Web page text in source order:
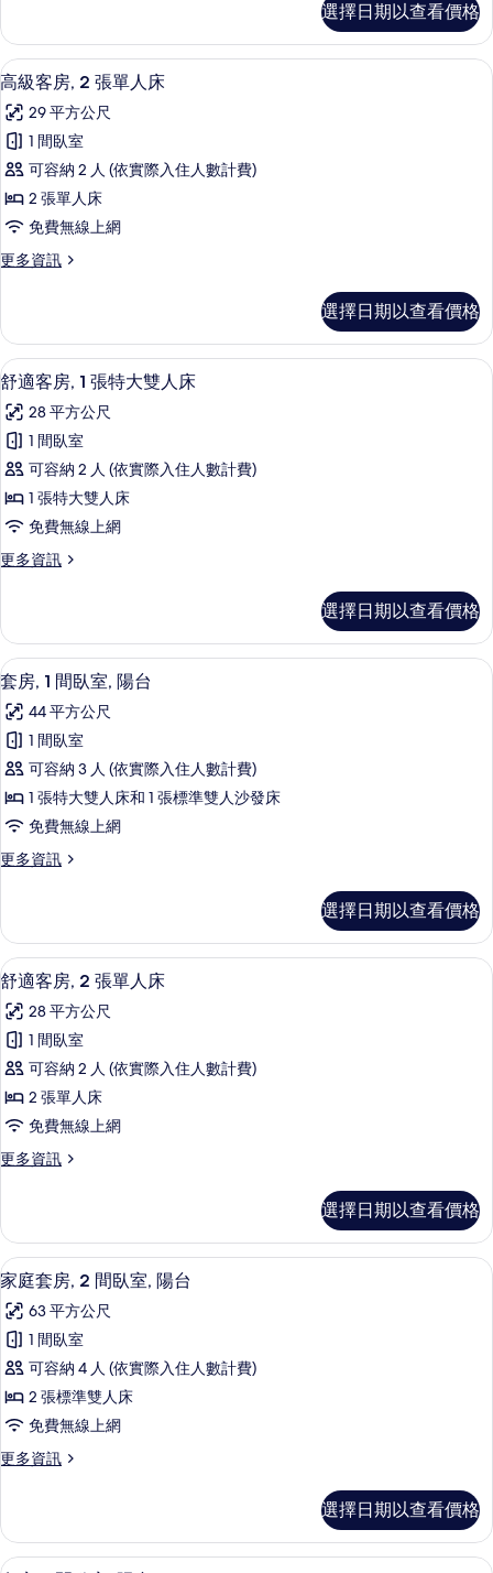
大
雙
人
床
的
所
有
相
片
客
房,
1
特
大
雙
人
床
的
詳
情
選擇日期以查看價格
顯
示
高
級
客
房,
張
人
床
的
所
有
相
片
高級客房, 2 張單人床 | 客房內保險箱
6
高級客房, 2 張單人床
29 平方公尺
1 間臥室
可容納 2 人 (依實際入住人數計費)
2 張單人床
免費無線上網
更多資訊
更
客
房,
2
單
人
床
的
詳
情
選擇日期以查看價格
顯
示
舒
適
客
房,
張
大
雙
人
床
的
所
有
相
片
客房內保險箱、書桌、筆電工作空間
3
舒適客房, 1 張特大雙人床
28 平方公尺
1 間臥室
可容納 2 人 (依實際入住人數計費)
1 張特大雙人床
免費無線上網
更多資訊
更
客
房,
1
特
大
雙
人
床
的
詳
情
選擇日期以查看價格
顯
示
套
房,
1
間
臥
室,
台
的
所
有
相
片
套房, 1 間臥室, 陽台 | 客房內保險箱
5
套房, 1 間臥室, 陽台
44 平方公尺
1 間臥室
可容納 3 人 (依實際入住人數計費)
1 張特大雙人床和 1 張標準雙人沙發床
免費無線上網
更多資訊
更
1
間
臥
陽
台
的
詳
情
選擇日期以查看價格
顯
示
舒
適
客
房,
張
人
床
的
所
有
相
片
客房內保險箱、書桌、筆電工作空間
4
舒適客房, 2 張單人床
28 平方公尺
1 間臥室
可容納 2 人 (依實際入住人數計費)
2 張單人床
免費無線上網
更多資訊
更
客
房,
2
張
單
人
床
的
詳
情
選擇日期以查看價格
顯
示
家
庭
套
房,
間
室,
陽
家庭套房, 2 間臥室, 陽台 | 客房內保
5
家庭套房, 2 間臥室, 陽台
63 平方公尺
1 間臥室
可容納 4 人 (依實際入住人數計費)
2 張標準雙人床
免費無線上網
更多資訊
更
套
房,
選擇日期以查看價格
客房內保險箱、書桌、筆電工作空間